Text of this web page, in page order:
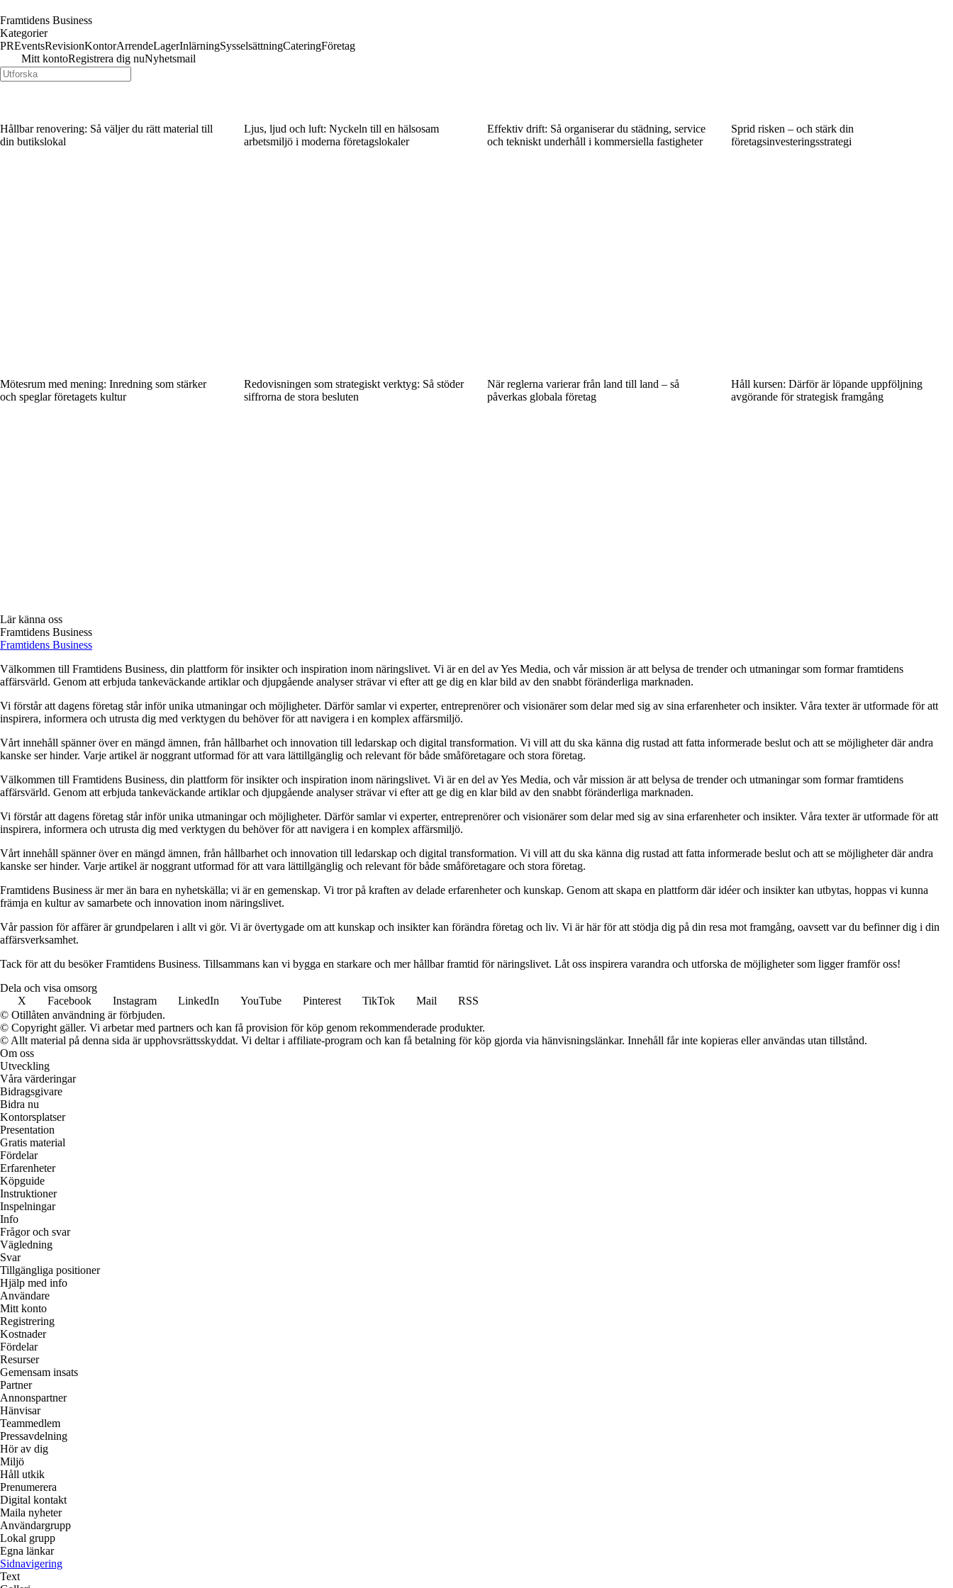
Framtidens Business
Kategorier
PREventsRevisionKontorArrendeLagerInlärningSysselsättningCateringFöretag
Mitt kontoRegistrera dig nuNyhetsmail
Hållbar renovering: Så väljer du rätt material till
din butikslokal
Ljus, ljud och luft: Nyckeln till en hälsosam
arbetsmiljö i moderna företagslokaler
Effektiv drift: Så organiserar du städning, service
och tekniskt underhåll i kommersiella fastigheter
Sprid risken – och stärk din
företagsinvesteringsstrategi
Mötesrum med mening: Inredning som stärker
och speglar företagets kultur
Redovisningen som strategiskt verktyg: Så stöder
siffrorna de stora besluten
När reglerna varierar från land till land – så
påverkas globala företag
Håll kursen: Därför är löpande uppföljning
avgörande för strategisk framgång
Lär känna oss
Framtidens Business
Framtidens Business
Välkommen till Framtidens Business, din plattform för insikter och inspiration inom näringslivet. Vi är en del av Yes Media, och vår mission är att belysa de trender och utmaningar som formar framtidens
affärsvärld. Genom att erbjuda tankeväckande artiklar och djupgående analyser strävar vi efter att ge dig en klar bild av den snabbt föränderliga marknaden.
Vi förstår att dagens företag står inför unika utmaningar och möjligheter. Därför samlar vi experter, entreprenörer och visionärer som delar med sig av sina erfarenheter och insikter. Våra texter är utformade för att
inspirera, informera och utrusta dig med verktygen du behöver för att navigera i en komplex affärsmiljö.
Vårt innehåll spänner över en mängd ämnen, från hållbarhet och innovation till ledarskap och digital transformation. Vi vill att du ska känna dig rustad att fatta informerade beslut och att se möjligheter där andra
kanske ser hinder. Varje artikel är noggrant utformad för att vara lättillgänglig och relevant för både småföretagare och stora företag.
Välkommen till Framtidens Business, din plattform för insikter och inspiration inom näringslivet. Vi är en del av Yes Media, och vår mission är att belysa de trender och utmaningar som formar framtidens
affärsvärld. Genom att erbjuda tankeväckande artiklar och djupgående analyser strävar vi efter att ge dig en klar bild av den snabbt föränderliga marknaden.
Vi förstår att dagens företag står inför unika utmaningar och möjligheter. Därför samlar vi experter, entreprenörer och visionärer som delar med sig av sina erfarenheter och insikter. Våra texter är utformade för att
inspirera, informera och utrusta dig med verktygen du behöver för att navigera i en komplex affärsmiljö.
Vårt innehåll spänner över en mängd ämnen, från hållbarhet och innovation till ledarskap och digital transformation. Vi vill att du ska känna dig rustad att fatta informerade beslut och att se möjligheter där andra
kanske ser hinder. Varje artikel är noggrant utformad för att vara lättillgänglig och relevant för både småföretagare och stora företag.
Framtidens Business är mer än bara en nyhetskälla; vi är en gemenskap. Vi tror på kraften av delade erfarenheter och kunskap. Genom att skapa en plattform där idéer och insikter kan utbytas, hoppas vi kunna
främja en kultur av samarbete och innovation inom näringslivet.
Vår passion för affärer är grundpelaren i allt vi gör. Vi är övertygade om att kunskap och insikter kan förändra företag och liv. Vi är här för att stödja dig på din resa mot framgång, oavsett var du befinner dig i din
affärsverksamhet.
Tack för att du besöker Framtidens Business. Tillsammans kan vi bygga en starkare och mer hållbar framtid för näringslivet. Låt oss inspirera varandra och utforska de möjligheter som ligger framför oss!
Dela och visa omsorg
X
Facebook Instagram LinkedIn YouTube Pinterest TikTok Mail
RSS
© Otillåten användning är förbjuden.
© Copyright gäller. Vi arbetar med partners och kan få provision för köp genom rekommenderade produkter.
© Allt material på denna sida är upphovsrättsskyddat. Vi deltar i affiliate-program och kan få betalning för köp gjorda via hänvisningslänkar. Innehåll får inte kopieras eller användas utan tillstånd.
Om oss
Utveckling
Våra värderingar
Bidragsgivare
Bidra nu
Kontorsplatser
Presentation
Gratis material
Fördelar
Erfarenheter
Köpguide
Instruktioner
Inspelningar
Info
Frågor och svar
Vägledning
Svar
Tillgängliga positioner
Hjälp med info
Användare
Mitt konto
Registrering
Kostnader
Fördelar
Resurser
Gemensam insats
Partner
Annonspartner
Hänvisar
Teammedlem
Pressavdelning
Hör av dig
Miljö
Håll utkik
Prenumerera
Digital kontakt
Maila nyheter
Användargrupp
Lokal grupp
Egna länkar
Sidnavigering
Text